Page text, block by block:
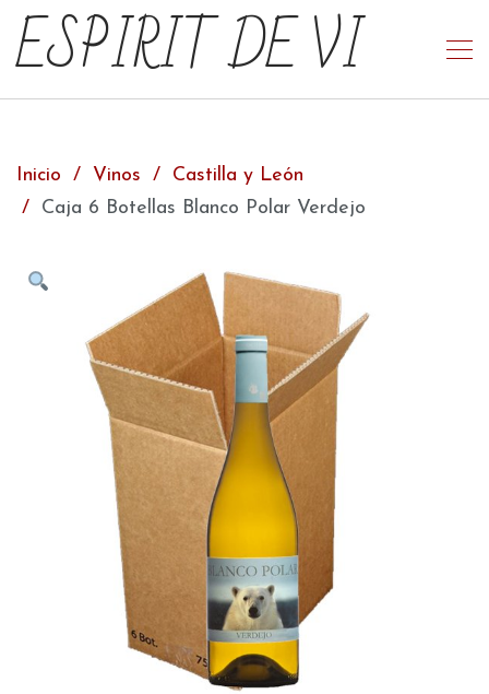
ESPIRIT DE VI
Inicio Vinos
Castilla y León
Caja 6 Botellas Blanco Polar Verdejo